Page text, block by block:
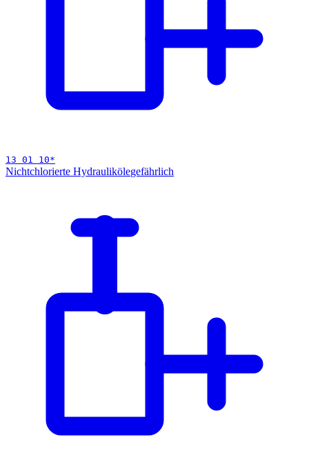
13 01 10*
Nichtchlorierte Hydraulikölegefährlich